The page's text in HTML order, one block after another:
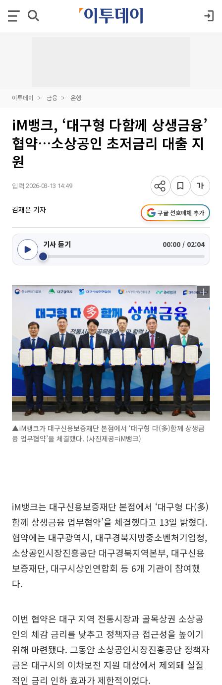
이투데이 금융 은행
iM뱅크, ‘대구형 다함께 상생금융’
협약…소상공인 초저금리 대출 지
원
입력 2026-03-13 14:49
김재은 기자 구글 선호매체 추가
기사 듣기 00:00 / 02:04
▲iM뱅크가 대구신용보증재단 본점에서 ‘대구형 다(多)함께 상생금
융 업무협약’을 체결했다. (사진제공=iM뱅크)
iM뱅크는 대구신용보증재단 본점에서 ‘대구형 다(多)
함께 상생금융 업무협약’을 체결했다고 13일 밝혔다.
협약에는 대구광역시, 대구경북지방중소벤처기업청,
소상공인시장진흥공단 대구경북지역본부, 대구신용
보증재단, 대구시상인연합회 등 6개 기관이 참여했
다.
이번 협약은 대구 지역 전통시장과 골목상권 소상공
인의 체감 금리를 낮추고 정책자금 접근성을 높이기
위해 마련됐다. 그동안 소상공인시장진흥공단 정책자
금은 대구시의 이차보전 지원 대상에서 제외돼 실질
적인 금리 인하 효과가 제한적이었다.